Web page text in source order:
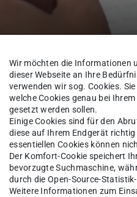
und
V Kontakte
Yvonne
Wir möchten die Informationen
dieser Webseite an Ihre
verwenden wir sog. Cookies.
welche Cookies genau bei
gesetzt werden sollen.
Einige Cookies sind für den
diese auf Ihrem Endgerät
essentiellen Cookies können
Der Komfort-Cookie speichert
bevorzugte Suchmaschine,
durch die Open-Source-
Weitere Informationen zum